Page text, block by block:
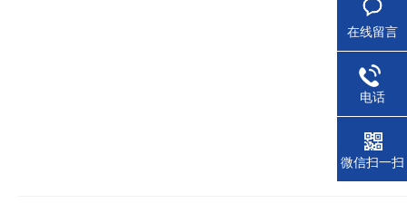
在线留言
电话
微信扫一扫